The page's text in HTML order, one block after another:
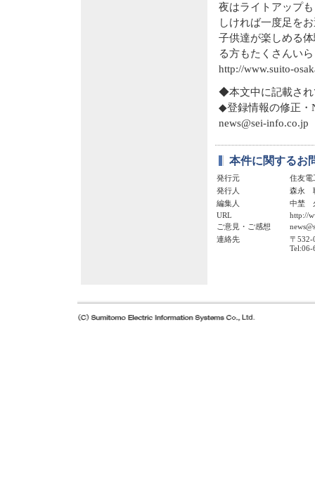
夜はライトアップ
しければ一度足を
子供達が楽しめる
る方もたくさんい
http://www.suito-
◆本文中に記載され
◆登録情報の修正・
news@sei-info.co.jp
本件に関するお
発行元
住友
発行人
森永
編集人
中埜
URL
http://
ご意見・ご感想
連絡先
〒